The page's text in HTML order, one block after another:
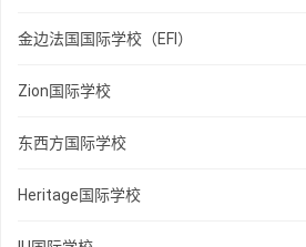
金边法国国际学校（EFI）
Zion国际学校
东西方国际学校
Heritage国际学校